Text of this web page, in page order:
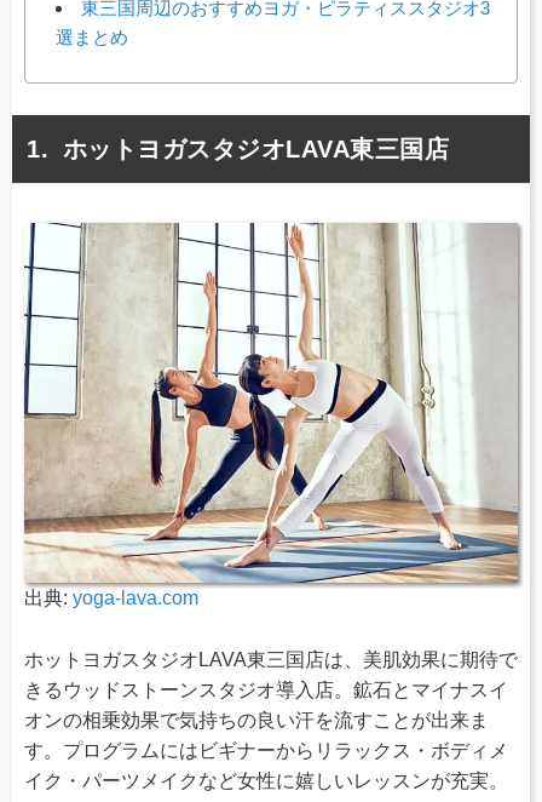
東三国周辺のおすすめヨガ・ピラティススタジオ3
選まとめ
ホットヨガスタジオLAVA東三国店
出典: yoga-lava.com
ホットヨガスタジオLAVA東三国店は、美肌効果に期待で
きるウッドストーンスタジオ導入店。鉱石とマイナスイ
オンの相乗効果で気持ちの良い汗を流すことが出来ま
す。プログラムにはビギナーからリラックス・ボディメ
イク・パーツメイクなど女性に嬉しいレッスンが充実。